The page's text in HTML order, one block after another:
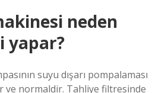
neden
yapar?
suyu dışarı pompalaması
ve normaldir. Tahliye filtresinde